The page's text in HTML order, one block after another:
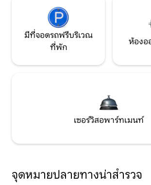
มีที่จอดรถฟรีบริเวณ
ที่พัก
ห้องอ
เซอร์วิสอพาร์ทเมนท์
จุดหมายปลายทางน่าสำรวจ